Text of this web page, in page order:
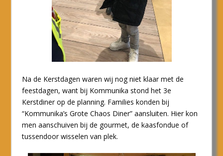
Na de Kerstdagen waren wij nog niet klaar met de
feestdagen, want bij Kommunika stond het 3e
Kerstdiner op de planning. Families konden bij
“Kommunika’s Grote Chaos Diner” aansluiten. Hier kon
men aanschuiven bij de gourmet, de kaasfondue of
tussendoor wisselen van plek.